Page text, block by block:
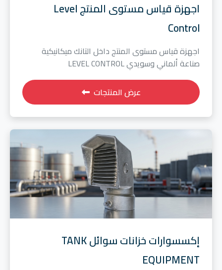
اجهزة قياس مستوى المنتج Level
Control
اجهزة قياس مستوى المنتج داخل التانك ميكانيكية
صناعة ألماني وسويدي LEVEL CONTROL
عرض المنتجات
إكسسوارات خزانات سوائل TANK
EQUIPMENT